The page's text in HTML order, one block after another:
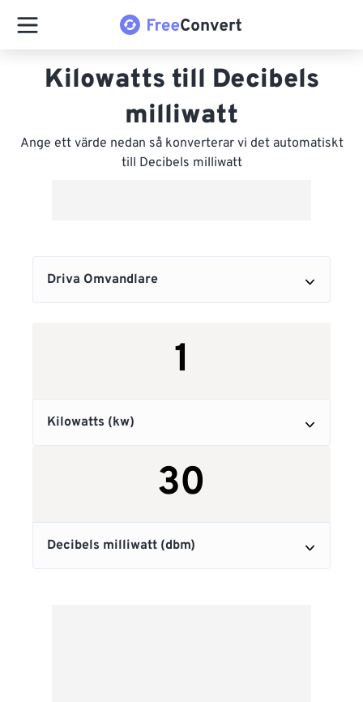
Kilowatts till Decibels
milliwatt
Ange ett värde nedan så konverterar vi det automatiskt
till Decibels milliwatt